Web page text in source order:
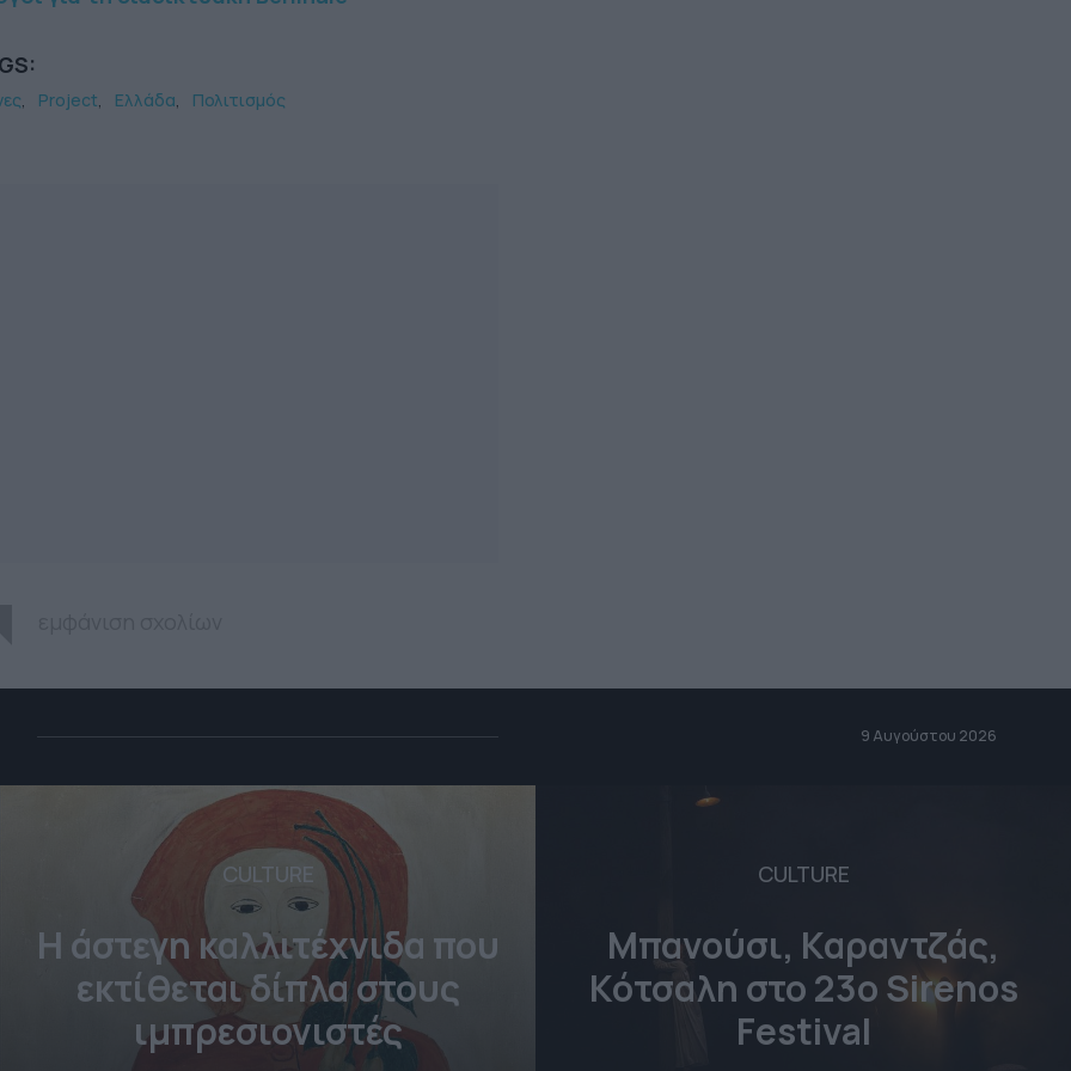
Project Ελλάδα Πολιτισμός
9 Αυγούστου 2026
CULTURE
Η άστεγη καλλιτέχνιδα που
εκτίθεται δίπλα στους
ιμπρεσιονιστές
CULTURE
Μπανούσι, Καραντζάς,
Κότσαλη στο 23o Sirenos
Festival